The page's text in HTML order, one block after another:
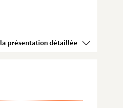
Voir la présentation détaillée